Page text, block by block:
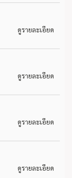
ดูรายละเอียด
ดูรายละเอียด
ดูรายละเอียด
ดูรายละเอียด